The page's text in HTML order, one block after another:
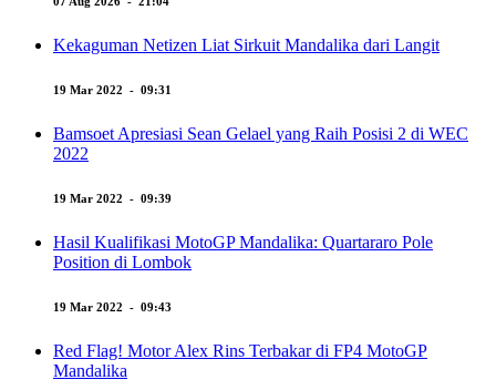
Kekaguman Netizen Liat Sirkuit Mandalika dari Langit
19 Mar 2022 - 09:31
Bamsoet Apresiasi Sean Gelael yang Raih Posisi 2 di WEC
2022
19 Mar 2022 - 09:39
Hasil Kualifikasi MotoGP Mandalika: Quartararo Pole
Position di Lombok
19 Mar 2022 - 09:43
Red Flag! Motor Alex Rins Terbakar di FP4 MotoGP
Mandalika